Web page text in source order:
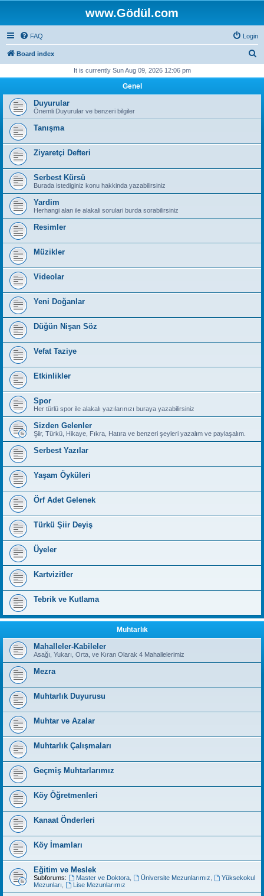
www.Gödül.com
FAQ Login
Board index
r
It is currently Sun Aug 09, 2026 12:06 pm
Genel
Duyurular
Önemli Duyurular ve benzeri bilgiler
Tanışma
Ziyaretçi Defteri
Serbest Kürsü
Burada istediginiz konu hakkinda yazabilirsiniz
Yardim
Herhangi alan ile alakali sorulari burda sorabilirsiniz
Resimler
Müzikler
Videolar
Yeni Doğanlar
Düğün Nişan Söz
Vefat Taziye
Etkinlikler
Spor
Her türlü spor ile alakalı yazılarınızı buraya yazabilirsiniz
Sizden Gelenler
Şiir, Türkü, Hikaye, Fıkra, Hatıra ve benzeri şeyleri yazalım ve paylaşalım.
Serbest Yazılar
Yaşam Öyküleri
Örf Adet Gelenek
Türkü Şiir Deyiş
Üyeler
Kartvizitler
Tebrik ve Kutlama
Muhtarlık
Mahalleler-Kabileler
Asağı, Yukarı, Orta, ve Kıran Olarak 4 Mahallelerimiz
Mezra
Muhtarlık Duyurusu
Muhtar ve Azalar
Muhtarlık Çalışmaları
Geçmiş Muhtarlarımız
Köy Öğretmenleri
Kanaat Önderleri
Köy İmamları
Eğitim ve Meslek
Subforums: Master ve Doktora, Üniversite Mezunlarımız
Yüksekokul
Mezunları
Lise Mezunlarımız